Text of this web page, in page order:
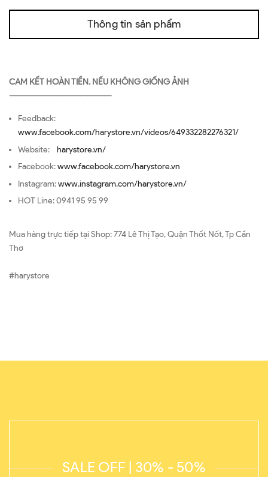
Thông tin sản phẩm
CAM KẾT HOÀN TIỀN. NẾU KHÔNG GIỐNG ẢNH
—————————————————
Feedback:
www.facebook.com/harystore.vn/videos/649332282276321/
Website: harystore.vn/
Facebook:www.facebook.com/harystore.vn
Instagram:www.instagram.com/harystore.vn/
HOT Line: 0941 95 95 99
Mua hàng trực tiếp tại Shop: 774 Lê Thị Tạo, Quận Thốt Nốt, Tp Cần
Thơ
#harystore
SALE OFF | 30% - 50%